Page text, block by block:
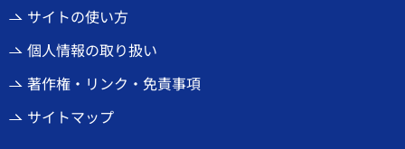
サイトの使い方
個人情報の取り扱い
著作権・リンク・免責事項
サイトマップ